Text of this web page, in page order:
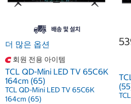
더 많은 옵션
회원 전용 아이템
TCL QD-Mini LED TV 65C6K
164cm (65)
TCL QD-Mini LED TV 65C6K
164cm (65)